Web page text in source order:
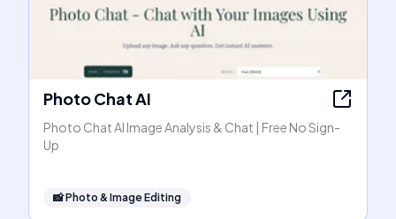
Photo Chat AI
Photo Chat AI Image Analysis & Chat | Free No Sign-
Up
📸Photo & Image Editing